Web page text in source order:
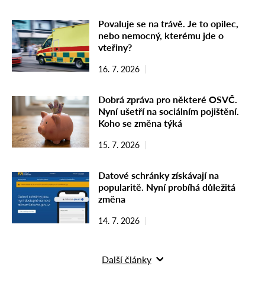
Povaluje se na trávě. Je to opilec,
nebo nemocný, kterému jde o
vteřiny?
16. 7. 2026
Dobrá zpráva pro některé OSVČ.
Nyní ušetří na sociálním pojištění.
Koho se změna týká
15. 7. 2026
Datové schránky získávají na
popularitě. Nyní probíhá důležitá
změna
14. 7. 2026
Další články